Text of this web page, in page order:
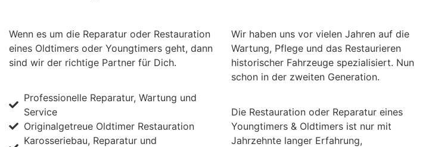
Wenn es um die Reparatur oder Restauration
eines Oldtimers oder Youngtimers geht, dann
sind wir der richtige Partner für Dich.
Professionelle Reparatur, Wartung und
Service
Originalgetreue Oldtimer Restauration
Karosseriebau, Reparatur und
Wir haben uns vor vielen Jahren auf die
Wartung, Pflege und das Restaurieren
historischer Fahrzeuge spezialisiert. Nun
schon in der zweiten Generation.
Die Restauration oder Reparatur eines
Youngtimers & Oldtimers ist nur mit
Jahrzehnte langer Erfahrung,